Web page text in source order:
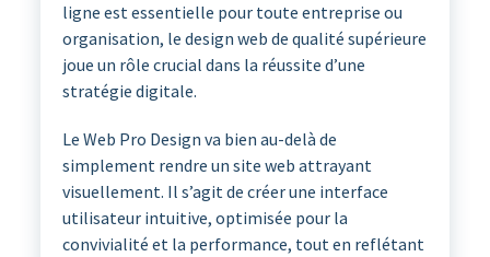
ligne est essentielle pour toute entreprise ou
organisation, le design web de qualité supérieure
joue un rôle crucial dans la réussite d’une
stratégie digitale.
Le Web Pro Design va bien au-delà de
simplement rendre un site web attrayant
visuellement. Il s’agit de créer une interface
utilisateur intuitive, optimisée pour la
convivialité et la performance, tout en reflétant